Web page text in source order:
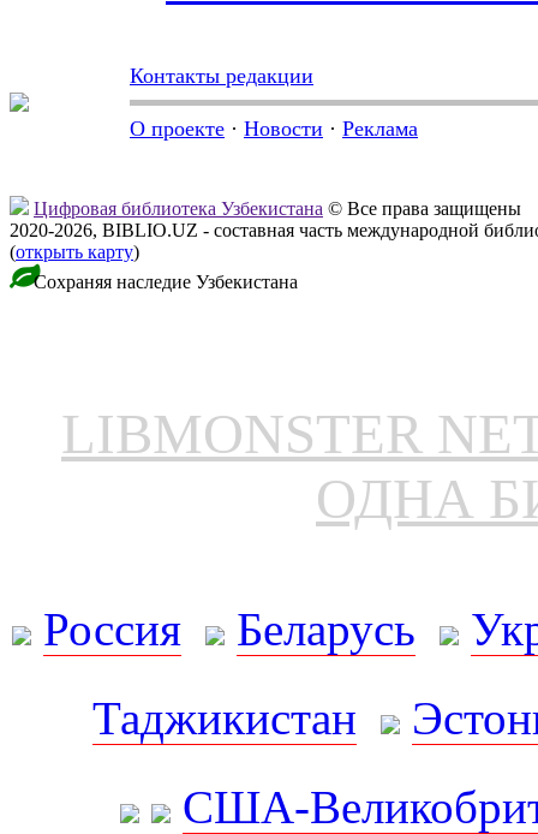
Контакты редакции
О проекте · Новости · Реклама
Цифровая библиотека Узбекистана © Все права защищены
2020-2026, BIBLIO.UZ - составная часть международной
(открыть карту)
Сохраняя наследие Узбекистана
LIBMONSTER
ОДНА
Россия Беларусь
Таджикистан
США-